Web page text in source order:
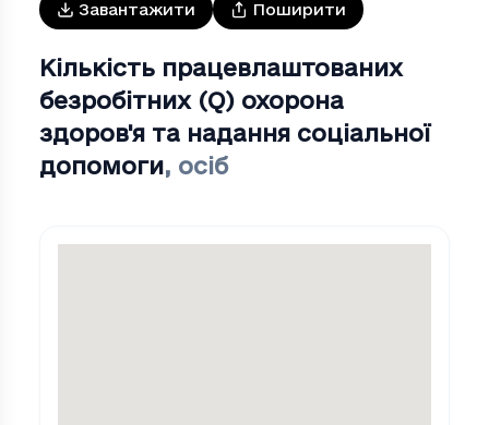
Завантажити Поширити
Кількість працевлаштованих
безробітних (Q) охорона
здоров'я та надання соціальної
допомоги, осіб